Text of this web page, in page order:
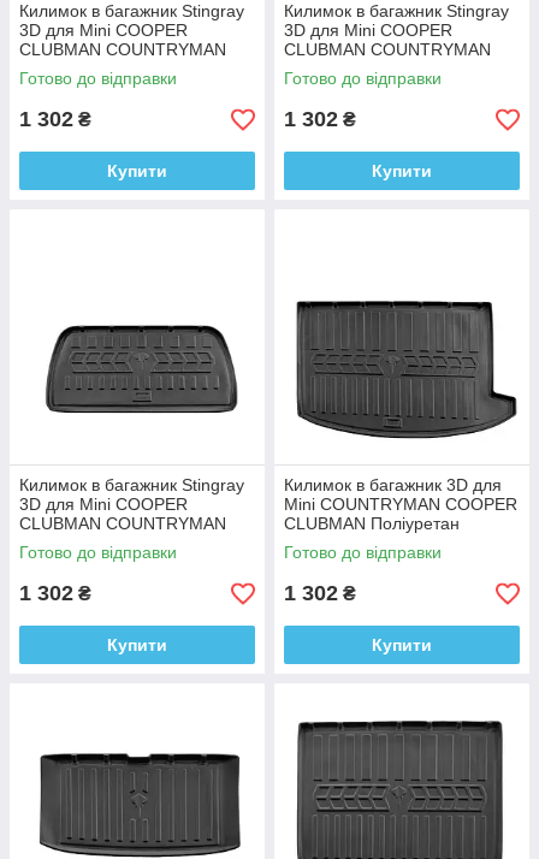
Килимок в багажник Stingray
3D для Mini COOPER
CLUBMAN COUNTRYMAN
(Поліуретан)
Готово до відправки
1 302 ₴
Купити
Килимок в багажник Stingray
3D для Mini COOPER
CLUBMAN COUNTRYMAN
(2014-2023) Поліуретан
Готово до відправки
1 302 ₴
Купити
Килимок в багажник Stingray
3D для Mini COOPER
CLUBMAN COUNTRYMAN
Поліуретан
Готово до відправки
1 302 ₴
Купити
Килимок в багажник 3D для
Mini COUNTRYMAN COOPER
CLUBMAN Поліуретан
Готово до відправки
1 302 ₴
Купити